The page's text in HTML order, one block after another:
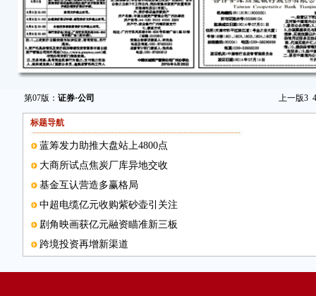
第07版： 证券·公司 上一版3 4
标题导航
蓝筹发力助推大盘站上4800点
大商所试点焦炭厂库异地交收
基金互认营造多赢格局
中超电缆亿元收购紫砂壶引关注
剧角映画获亿元融资瞄准新三板
跨境投资再增新渠道